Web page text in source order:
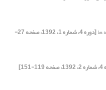
ها [دوره 4، شماره 1، 1392، صفحه 27-